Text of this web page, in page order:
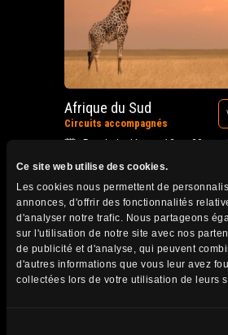
Ce site web utilise des cookies.
Les cookies nous permettent de
annonces, d'offrir des fonctionnalités
d'analyser notre trafic. Nous partageons
sur l'utilisation de notre site avec nos
de publicité et d'analyse, qui peuvent
d'autres informations que vous leur avez
collectées lors de votre utilisation de leurs
Afrique du Sud
Circuits accompagnés
Prochain départ : 12 au 28